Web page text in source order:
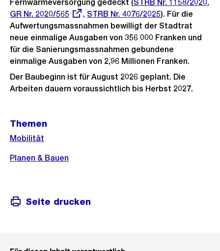
Fernwärmeversorgung gedeckt (STRB Nr. 1158/2020,
Externer
Link:
GR Nr. 2020/565 , STRB Nr. 4076/2025). Für die
Aufwertungsmassnahmen bewilligt der Stadtrat
neue einmalige Ausgaben von 356 000 Franken und
für die Sanierungsmassnahmen gebundene
einmalige Ausgaben von 2,96 Millionen Franken.
Der Baubeginn ist für August 2026 geplant. Die
Arbeiten dauern voraussichtlich bis Herbst 2027.
Weitere
Informationen
Themen
Mobilität
Planen & Bauen
Seite drucken